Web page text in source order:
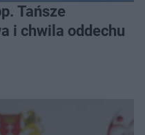
Tańsze
i chwila oddechu